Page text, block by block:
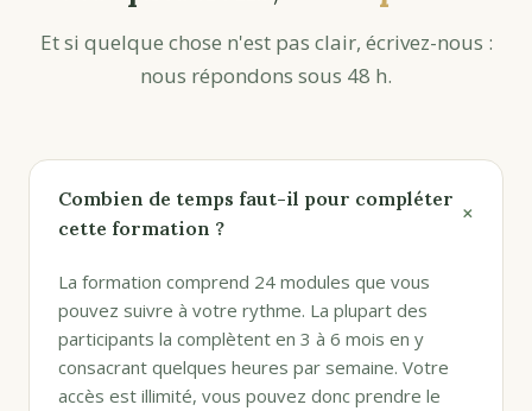
Et si quelque chose n'est pas clair, écrivez-nous :
nous répondons sous 48 h.
Combien de temps faut-il pour compléter
cette formation ?
+
La formation comprend 24 modules que vous
pouvez suivre à votre rythme. La plupart des
participants la complètent en 3 à 6 mois en y
consacrant quelques heures par semaine. Votre
accès est illimité, vous pouvez donc prendre le